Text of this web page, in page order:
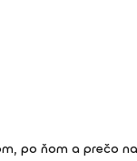
po ňom a prečo